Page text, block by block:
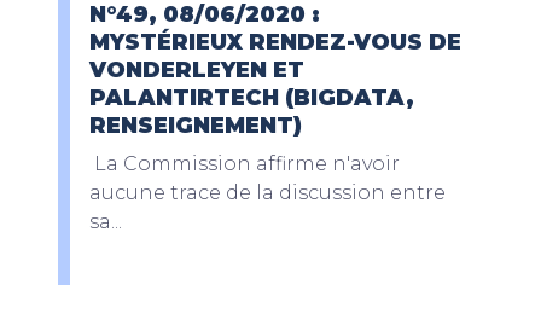
N°49, 08/06/2020 :
MYSTÉRIEUX RENDEZ-VOUS DE
VONDERLEYEN ET
PALANTIRTECH (BIGDATA,
RENSEIGNEMENT)
La Commission affirme n'avoir
aucune trace de la discussion entre
sa...